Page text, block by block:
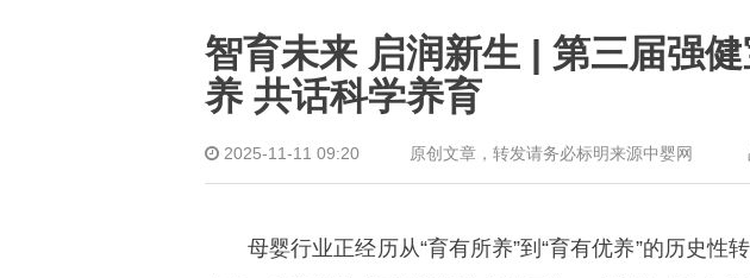
智育未来 启润新生 | 第三届强
养 共话科学养育
2025-11-11 09:20 原创文章，转发请务必标明来源中婴网
母婴行业正经历从“育有所养”到“育有优养”的历史性